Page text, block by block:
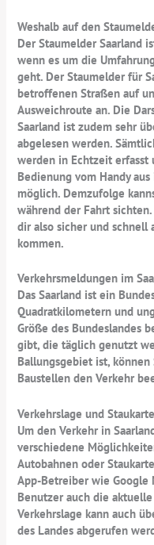
Weshalb auf den
Der Staumelder Saarland
wenn es um die
geht. Der Staumelder für
betroffenen Straßen auf
Ausweichroute an. Die
Saarland ist zudem sehr
abgelesen werden.
werden in Echtzeit erfasst
Bedienung vom Handy
möglich. Demzufolge
während der Fahrt
dir also sicher und schnell
kommen.
Verkehrsmeldungen im
Das Saarland ist ein
Quadratkilometern und
Größe des Bundeslandes
gibt, die täglich genutzt
Ballungsgebiet ist, können
Baustellen den Verkehr
Verkehrslage und Staukarte
Um den Verkehr in
verschiedene
Autobahnen oder
App-Betreiber wie Google
Benutzer auch die
Verkehrslage kann auch
des Landes abgerufen